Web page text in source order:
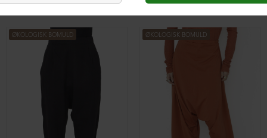
ØKOLOGISK BOMULD ØKOLOGISK BOMULD